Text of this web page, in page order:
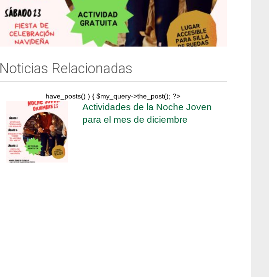
Noticias Relacionadas
have_posts() ) { $my_query->the_post(); ?>
Actividades de la Noche Joven
para el mes de diciembre